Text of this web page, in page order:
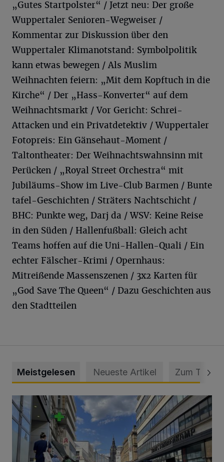
„Gutes Startpolster“ / Jetzt neu: Der große
Wuppertaler Senioren-Wegweiser /
Kommentar zur Diskussion über den
Wuppertaler Klimanotstand: Symbolpolitik
kann etwas bewegen / Als Muslim
Weihnachten feiern: „Mit dem Kopftuch in die
Kirche“ / Der „Hass-Konverter“ auf dem
Weihnachtsmarkt / Vor Gericht: Schrei-
Attacken und ein Privatdetektiv / Wuppertaler
Fotopreis: Ein Gänsehaut-Moment /
Taltontheater: Der Weihnachtswahnsinn mit
Perücken / „Royal Street Orchestra“ mit
Jubiläums-Show im Live-Club Barmen / Bunte
tafel-Geschichten / Sträters Nachtschicht /
BHC: Punkte weg, Darj da / WSV: Keine Reise
in den Süden / Hallenfußball: Gleich acht
Teams hoffen auf die Uni-Hallen-Quali / Ein
echter Fälscher-Krimi / Opernhaus:
Mitreißende Massenszenen / 3x2 Karten für
„God Save The Queen“ / Dazu Geschichten aus
den Stadtteilen
Meistgelesen Neueste Artikel Zum Thema
Ein Unzustand und Skandal